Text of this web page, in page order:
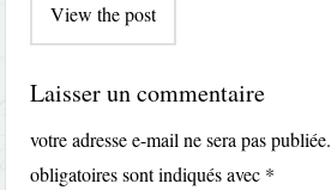
navigation
View the post
Laisser un commentaire
votre adresse e-mail ne sera pas publiée.
obligatoires sont indiqués avec *